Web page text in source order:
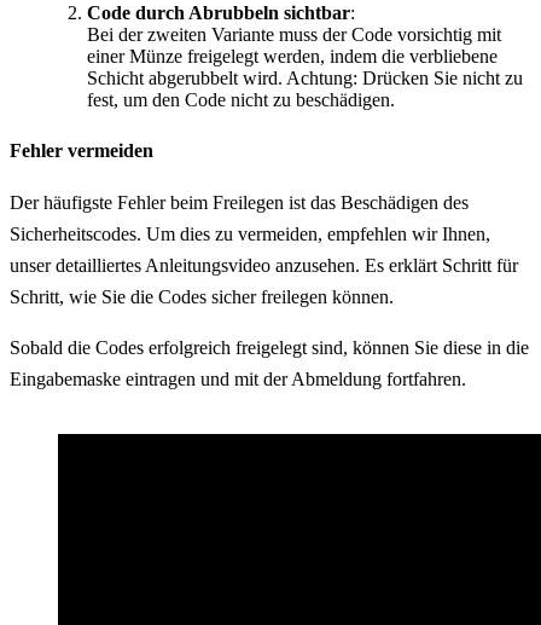
Code durch Abrubbeln sichtbar:
Bei der zweiten Variante muss der Code vorsichtig mit
einer Münze freigelegt werden, indem die verbliebene
Schicht abgerubbelt wird. Achtung: Drücken Sie nicht zu
fest, um den Code nicht zu beschädigen.
Fehler vermeiden
Der häufigste Fehler beim Freilegen ist das Beschädigen des
Sicherheitscodes. Um dies zu vermeiden, empfehlen wir Ihnen,
unser detailliertes Anleitungsvideo anzusehen. Es erklärt Schritt für
Schritt, wie Sie die Codes sicher freilegen können.
Sobald die Codes erfolgreich freigelegt sind, können Sie diese in die
Eingabemaske eintragen und mit der Abmeldung fortfahren.